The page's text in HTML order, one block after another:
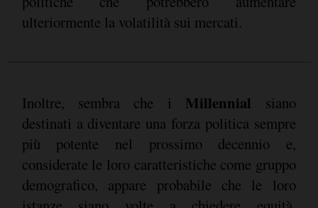
ulteriormente la volatilità sui mercati.
Inoltre, sembra che i Millennial siano
destinati a diventare una forza politica sempre
più potente nel prossimo decennio e,
considerate le loro caratteristiche come gruppo
demografico, appare probabile che le loro